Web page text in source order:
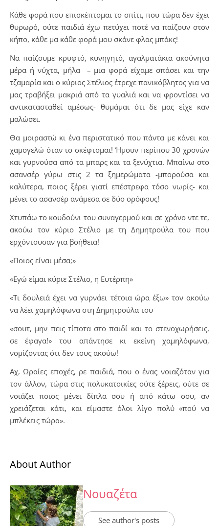
Κάθε φορά που επισκέπτομαι το σπίτι, που τώρα δεν έχει
θυρωρό, ούτε παιδιά έχω πετύχει ποτέ να παίζουν στον
κήπο, κάθε μα κάθε φορά μου σκάνε φλας μπάκς!
Να παίζουμε κρυφτό, κυνηγητό, αγαλματάκια ακούνητα
μέρα ή νύχτα, μήλα – μια φορά είχαμε σπάσει και την
τζαμαρία και ο κύριος Στέλιος έτρεχε πανικόβλητος για να
μας τραβήξει μακριά από τα γυαλιά και να φροντίσει να
αντικατασταθεί αμέσως- θυμάμαι ότι δε μας είχε καν
μαλώσει.
Θα μοιραστώ κι ένα περιστατικό που πάντα με κάνει και
χαμογελώ όταν το σκέφτομαι! Ήμουν περίπου 30 χρονών
και γυρνούσα από τα μπαρς και τα ξενύχτια. Μπαίνω στο
ασανσέρ γύρω στις 2 τα ξημερώματα -μπορούσα και
καλύτερα, ποιος ξέρει γιατί επέστρεφα τόσο νωρίς- και
μένει το ασανσέρ ανάμεσα σε δύο ορόφους!
Χτυπάω το κουδούνι του συναγερμού και σε χρόνο ντε τε,
ακούω τον κύριο Στέλιο με τη Δημητρούλα του που
ερχόντουσαν για βοήθεια!
«Ποιος είναι μέσα;»
«Εγώ είμαι κύριε Στέλιο, η Ευτέρπη»
«Τι δουλειά έχει να γυρνάει τέτοια ώρα έξω» τον ακούω
να λέει χαμηλόφωνα στη Δημητρούλα του
«σουτ, μην πεις τίποτα στο παιδί και το στενοχωρήσεις,
σε έφαγα!» του απάντησε κι εκείνη χαμηλόφωνα,
νομίζοντας ότι δεν τους ακούω!
Αχ, Ωραίες εποχές, ρε παιδιά, που ο ένας νοιαζόταν για
τον άλλον, τώρα στις πολυκατοικίες ούτε ξέρεις, ούτε σε
νοιάζει ποιος μένει δίπλα σου ή από κάτω σου, αν
χρειάζεται κάτι, και είμαστε όλοι λίγο πολύ «πού να
μπλέκεις τώρα».
About Author
Νουαζέτα
See author's posts